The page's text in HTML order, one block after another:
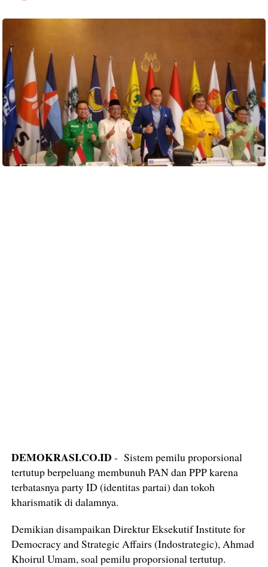
DEMOKRASI.CO.ID - Sistem pemilu proporsional
tertutup berpeluang membunuh PAN dan PPP karena
terbatasnya party ID (identitas partai) dan tokoh
kharismatik di dalamnya.
Demikian disampaikan Direktur Eksekutif Institute for
Democracy and Strategic Affairs (Indostrategic), Ahmad
Khoirul Umam, soal pemilu proporsional tertutup.